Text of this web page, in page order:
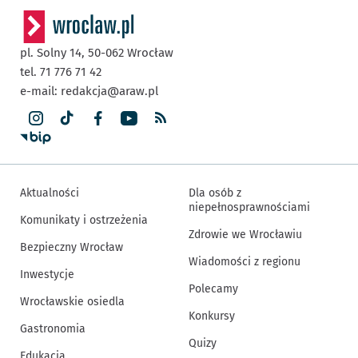
pl. Solny 14, 50-062 Wrocław
tel. 71 776 71 42
e-mail: redakcja@araw.pl
Aktualności
Komunikaty i ostrzeżenia
Bezpieczny Wrocław
Inwestycje
Wrocławskie osiedla
Gastronomia
Dla osób z
niepełnosprawnościami
Zdrowie we Wrocławiu
Wiadomości z regionu
Polecamy
Konkursy
Quizy